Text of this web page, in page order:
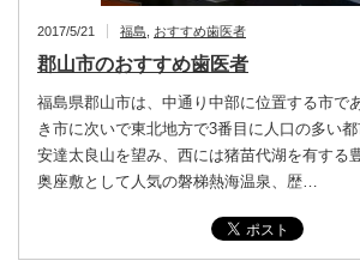
2017/5/21 福島 おすすめ歯医者
郡山市のおすすめ歯医者
福島県郡山市は、中通り中部に位置する市で
き市に次いで東北地方で3番目に人口の多い
安達太良山を望み、西には猪苗代湖を有する
奥座敷として人気の磐梯熱海温泉、歴…